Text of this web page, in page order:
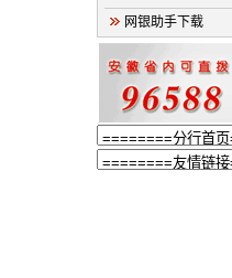
网银助手下载